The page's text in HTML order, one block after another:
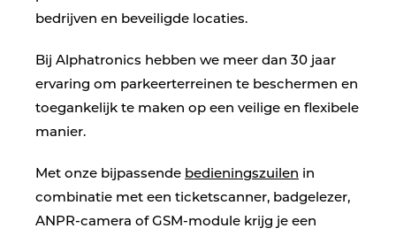
bedrijven en beveiligde locaties.
Bij Alphatronics hebben we meer dan 30 jaar
ervaring om parkeerterreinen te beschermen en
toegankelijk te maken op een veilige en flexibele
manier.
Met onze bijpassende bedieningszuilen in
combinatie met een ticketscanner, badgelezer,
ANPR-camera of GSM-module krijg je een